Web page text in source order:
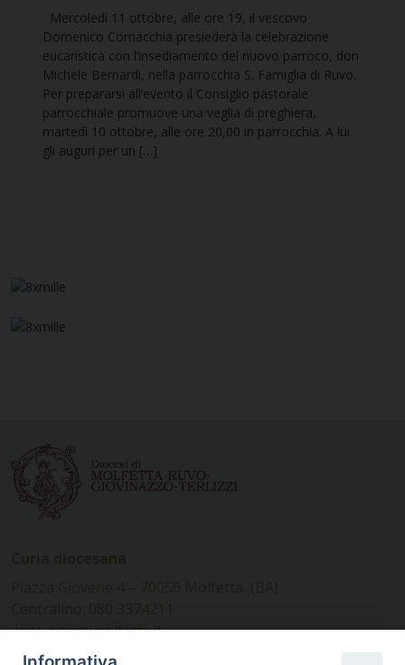
Mercoledì 11 ottobre, alle ore 19, il vescovo
Domenico Cornacchia presiederà la celebrazione
eucaristica con l’insediamento del nuovo parroco, don
Michele Bernardi, nella parrocchia S. Famiglia di Ruvo.
Per prepararsi all’evento il Consiglio pastorale
parrocchiale promuove una veglia di preghiera,
martedì 10 ottobre, alle ore 20,00 in parrocchia. A lui
gli auguri per un […]
www.diocesimolfetta.it –
diocesimolfetta@pec.chiesacattolica.it